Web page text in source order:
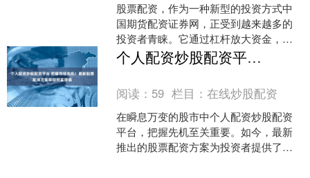
股票配资，作为一种新型的投资方式中
国期货配资证券网，正受到越来越多的
投资者青睐。它通过杠杆放大资金，让
投资者以更少的本金撬动更大的投资空
间，从而获得更高的收益。....
个人配资炒股配资平台 把握市场先机！最新股票配资方案助你财富增值
阅读： 59 栏目：在线炒股配资
在瞬息万变的股市中个人配资炒股配资
平台，把握先机至关重要。如今，最新
推出的股票配资方案为投资者提供了绝